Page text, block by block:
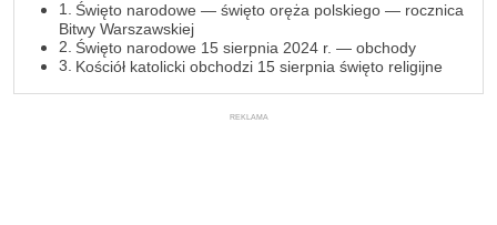
Święto narodowe — święto oręża polskiego — rocznica
Bitwy Warszawskiej
Święto narodowe 15 sierpnia 2024 r. — obchody
Kościół katolicki obchodzi 15 sierpnia święto religijne
REKLAMA